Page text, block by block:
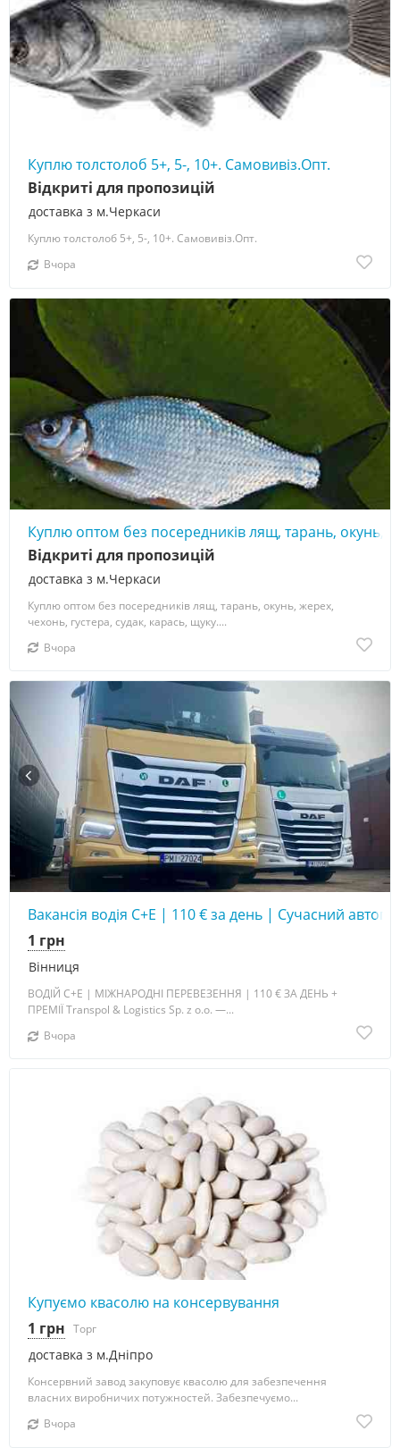
Куплю толстолоб 5+, 5-, 10+. Самовивіз.Опт.
доставка з м.Черкаси
Відкриті для пропозицій
Куплю толстолоб 5+, 5-, 10+. Самовивіз.Опт.
Вчора
Куплю оптом без посередників лящ, тарань, окунь,
доставка з м.Черкаси
Відкриті для пропозицій
Куплю оптом без посередників лящ, тарань, окунь, жерех,
чехонь, густера, судак, карась, щуку....
Вчора
Вакансія водія C+E | 110 € за день | Сучасний
Вінниця
1 грн
ВОДІЙ C+E | МІЖНАРОДНІ ПЕРЕВЕЗЕННЯ | 110 € ЗА ДЕНЬ +
ПРЕМІЇ Transpol & Logistics Sp. z o.o. —...
Вчора
Купуємо квасолю на консервування
доставка з м.Дніпро
1 грн Торг
Консервний завод закуповує квасолю для забезпечення
власних виробничих потужностей. Забезпечуємо...
Вчора